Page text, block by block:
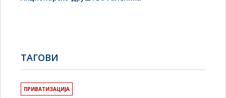
TAГОВИ
ПРИВАТИЗАЦИЈА